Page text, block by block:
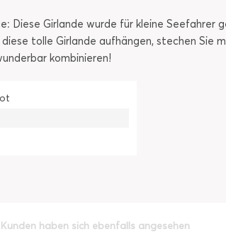
Diese Girlande wurde für kleine
diese tolle Girlande aufhängen, stechen Sie
kombinieren!
Kunden haben sich ebenfalls angesehen